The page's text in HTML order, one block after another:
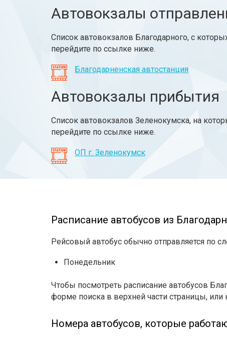
Автовокзалы
Список автовокзалов Благодарного, с
перейдите по ссылке ниже.
Благодарненская автостанция
Автовокзалы прибытия
Список автовокзалов Зеленокумска, на
перейдите по ссылке ниже.
ОП г. Зеленокумск
Расписание автобусов из
Рейсовый автобус обычно отправляется по
Понедельник
Чтобы посмотреть расписание автобусов
форме поиска в верхней части страницы, или
Номера автобусов, которые